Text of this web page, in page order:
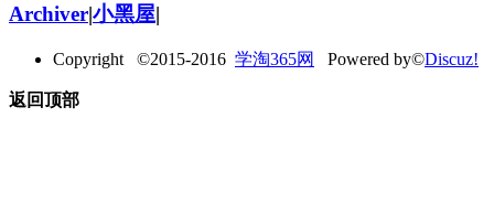
Archiver|小黑屋|
Copyright ©2015-2016 学淘365网 Powered by©Discuz!
返回顶部